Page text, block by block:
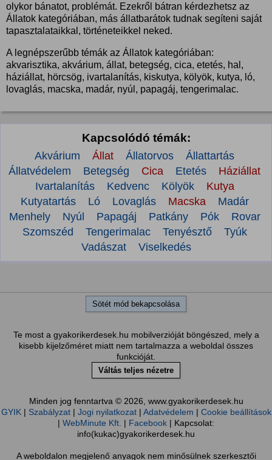
olykor bánatot, problémát. Ezekről bátran kérdezhetsz az
Állatok kategóriában, más állatbarátok tudnak segíteni saját
tapasztalataikkal, történeteikkel neked.
A legnépszerűbb témák az Állatok kategóriában:
akvarisztika, akvárium, állat, betegség, cica, etetés, hal,
háziállat, hörcsög, ivartalanítás, kiskutya, kölyök, kutya, ló,
lovaglás, macska, madár, nyúl, papagáj, tengerimalac.
Kapcsolódó témák:
Akvárium Állat Állatorvos
Állattartás
Állatvédelem
Betegség Cica Etetés
Háziállat
Ivartalanítás
Kedvenc Kölyök
Kutya
Kutyatartás
Ló Lovaglás Macska
Madár
Menhely
Nyúl Papagáj Patkány Pók
Rovar
Szomszéd
Tengerimalac Tenyésztő
Tyúk
Vadászat
Viselkedés
Sötét mód bekapcsolása
Te most a gyakorikerdesek.hu mobilverzióját böngészed, mely a
kisebb kijelzőméret miatt nem tartalmazza a weboldal összes
funkcióját.
Váltás teljes nézetre
Minden jog fenntartva © 2026, www.gyakorikerdesek.hu
GYIK| Szabályzat| Jogi nyilatkozat| Adatvédelem | Cookie beállítások
| WebMinute Kft. | Facebook | Kapcsolat:
info(kukac)gyakorikerdesek.hu
A weboldalon megjelenő anyagok nem minősülnek szerkesztői